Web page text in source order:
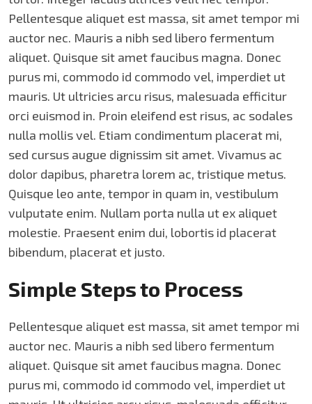
Pellentesque aliquet est massa, sit amet tempor mi
auctor nec. Mauris a nibh sed libero fermentum
aliquet. Quisque sit amet faucibus magna. Donec
purus mi, commodo id commodo vel, imperdiet ut
mauris. Ut ultricies arcu risus, malesuada efficitur
orci euismod in. Proin eleifend est risus, ac sodales
nulla mollis vel. Etiam condimentum placerat mi,
sed cursus augue dignissim sit amet. Vivamus ac
dolor dapibus, pharetra lorem ac, tristique metus.
Quisque leo ante, tempor in quam in, vestibulum
vulputate enim. Nullam porta nulla ut ex aliquet
molestie. Praesent enim dui, lobortis id placerat
bibendum, placerat et justo.
Simple Steps to Process
Pellentesque aliquet est massa, sit amet tempor mi
auctor nec. Mauris a nibh sed libero fermentum
aliquet. Quisque sit amet faucibus magna. Donec
purus mi, commodo id commodo vel, imperdiet ut